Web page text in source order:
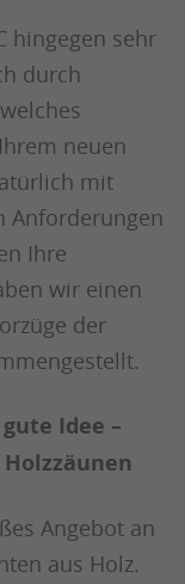
hingegen sehr
durch
neuen
mit
Anforderungen
Ihre
wir einen
der
Idee –
Angebot an
aus Holz.